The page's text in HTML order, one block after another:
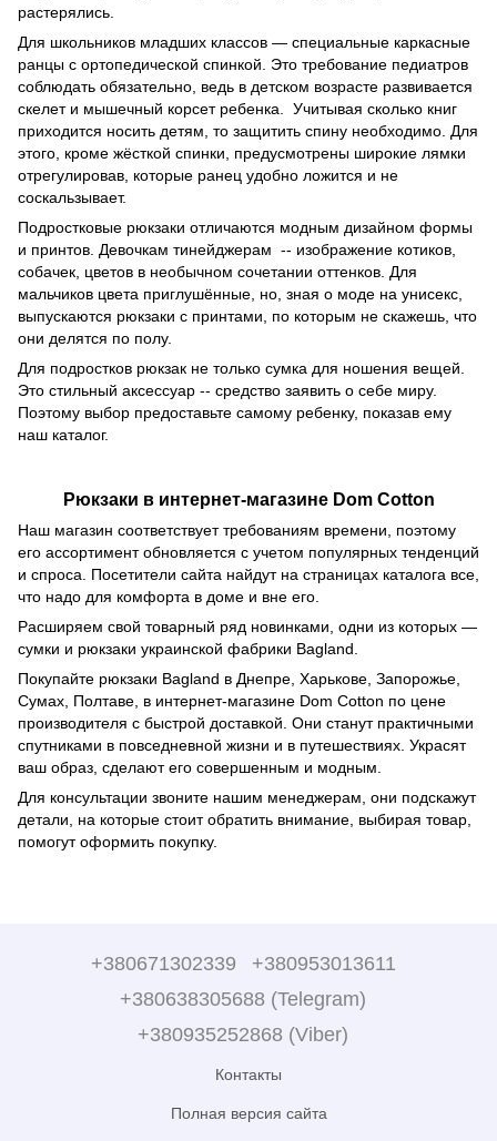
растерялись.
Для школьников младших классов — специальные каркасные
ранцы с ортопедической спинкой. Это требование педиатров
соблюдать обязательно, ведь в детском возрасте развивается
скелет и мышечный корсет ребенка. Учитывая сколько книг
приходится носить детям, то защитить спину необходимо. Для
этого, кроме жёсткой спинки, предусмотрены широкие лямки
отрегулировав, которые ранец удобно ложится и не
соскальзывает.
Подростковые рюкзаки отличаются модным дизайном формы
и принтов. Девочкам тинейджерам -- изображение котиков,
собачек, цветов в необычном сочетании оттенков. Для
мальчиков цвета приглушённые, но, зная о моде на унисекс,
выпускаются рюкзаки с принтами, по которым не скажешь, что
они делятся по полу.
Для подростков рюкзак не только сумка для ношения вещей.
Это стильный аксессуар -- средство заявить о себе миру.
Поэтому выбор предоставьте самому ребенку, показав ему
наш каталог.
Рюкзаки в интернет-магазине Dom Cotton
Наш магазин соответствует требованиям времени, поэтому
его ассортимент обновляется с учетом популярных тенденций
и спроса. Посетители сайта найдут на страницах каталога все,
что надо для комфорта в доме и вне его.
Расширяем свой товарный ряд новинками, одни из которых —
сумки и рюкзаки украинской фабрики Bagland.
Покупайте рюкзаки Bagland в Днепре, Харькове, Запорожье,
Сумах, Полтаве, в интернет-магазине Dom Cotton по цене
производителя с быстрой доставкой. Они станут практичными
спутниками в повседневной жизни и в путешествиях. Украсят
ваш образ, сделают его совершенным и модным.
Для консультации звоните нашим менеджерам, они подскажут
детали, на которые стоит обратить внимание, выбирая товар,
помогут оформить покупку.
+380671302339
+380953013611
+380638305688 (Telegram)
+380935252868 (Viber)
Контакты
Полная версия сайта